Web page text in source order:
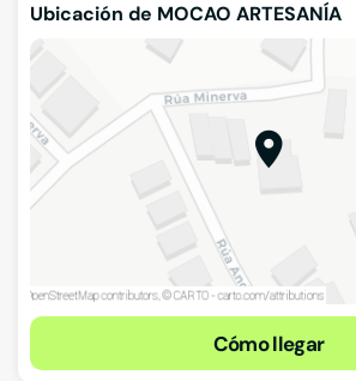
Ubicación de MOCAO ARTESANÍA
Cómo llegar